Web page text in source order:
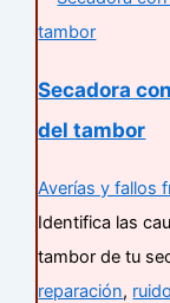
Secadora
del tambor
Averías y fallos
Identifica las
tambor de tu
reparación,